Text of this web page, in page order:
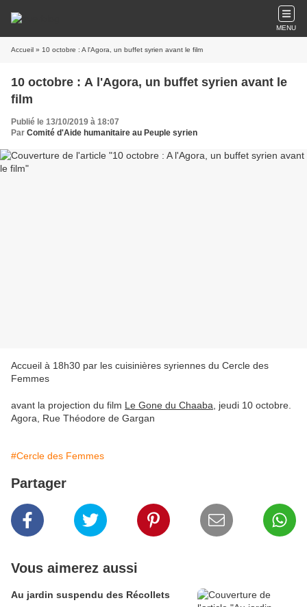
MENU
Accueil » 10 octobre : A l'Agora, un buffet syrien avant le film
10 octobre : A l'Agora, un buffet syrien avant le
film
Publié le 13/10/2019 à 18:07
Par Comité d'Aide humanitaire au Peuple syrien
Accueil à 18h30 par les cuisinières syriennes du Cercle des
Femmes
avant la projection du film Le Gone du Chaaba , jeudi 10 octobre.
Agora, Rue Théodore de Gargan
#Cercle des Femmes
Partager
Vous aimerez aussi
Au jardin suspendu des Récollets